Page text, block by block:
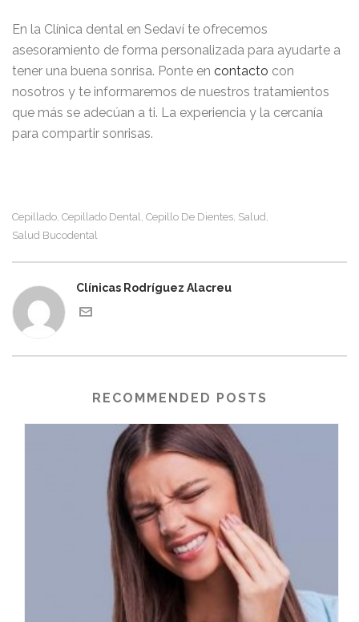
En la Clínica dental en Sedaví te ofrecemos
asesoramiento de forma personalizada para ayudarte a
tener una buena sonrisa. Ponte en contacto con
nosotros y te informaremos de nuestros tratamientos
que más se adecúan a ti. La experiencia y la cercanía
para compartir sonrisas.
Cepillado, Cepillado Dental , Cepillo De Dientes, Salud ,
Salud Bucodental
Clínicas Rodríguez Alacreu
RECOMMENDED POSTS